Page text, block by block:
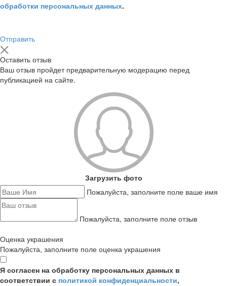
обработки персональных данных.
Отправить
Оставить отзыв
Ваш отзыв пройдет предварительную модерацию перед
публикацией на сайте.
Загрузить фото
Пожалуйста, заполните поле ваше имя
Пожалуйста, заполните поле отзыв
Оценка украшения
Пожалуйста, заполните поле оценка украшения
Я согласен на обработку персональных данных в
соответствии с политикой конфиденциальности,